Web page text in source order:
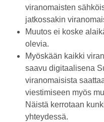
viranomaisten
jatkossakin
Muutos ei koske
olevia.
Myöskään kaikki
saavu digitaalisena
viranomaisista
viestimiseen myös
Näistä kerrotaan
yhteydessä.